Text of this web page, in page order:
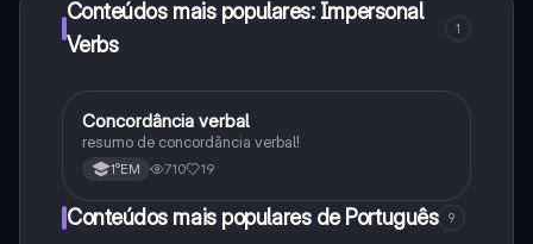
Conteúdos mais populares: Impersonal
Verbs
1
Português
Concordância verbal
resumo de concordância verbal!
1°EM 710 19
Conteúdos mais populares de Português 9